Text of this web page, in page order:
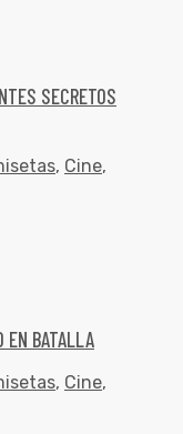
SECRETOS
, Cine,
EN BATALLA
, Cine,